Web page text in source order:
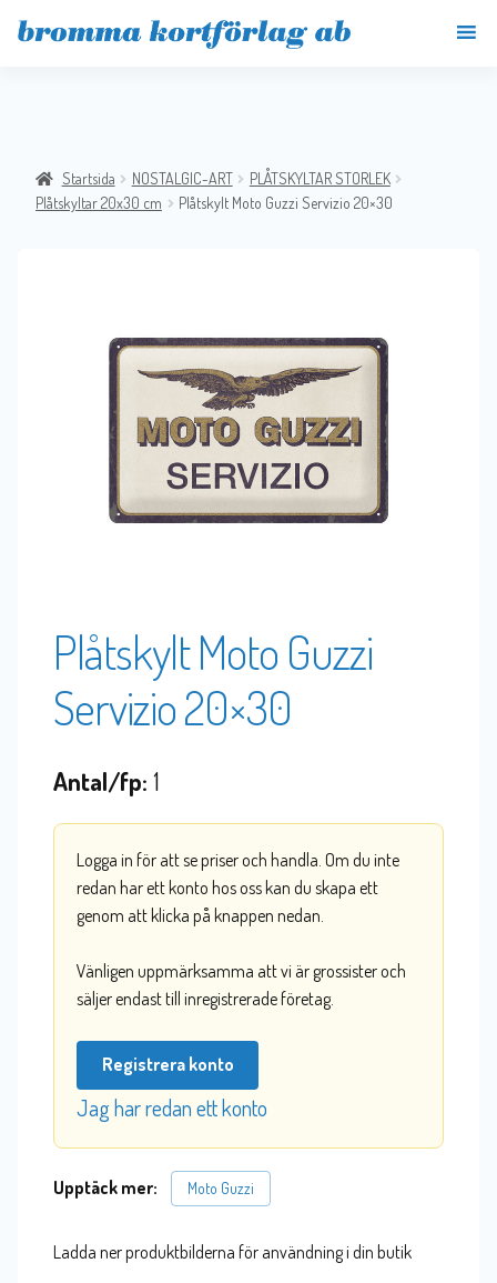
Startsida NOSTALGIC-ART
PLÅTSKYLTAR STORLEK
Plåtskyltar 20x30 cm
Plåtskylt Moto Guzzi Servizio 20×30
Plåtskylt Moto Guzzi
Servizio 20×30
Antal/fp: 1
Logga in för att se priser och handla. Om du inte
redan har ett konto hos oss kan du skapa ett
genom att klicka på knappen nedan.
Vänligen uppmärksamma att vi är grossister och
säljer endast till inregistrerade företag.
Registrera konto
Jag har redan ett konto
Upptäck mer: Moto Guzzi
Ladda ner produktbilderna för användning i din butik